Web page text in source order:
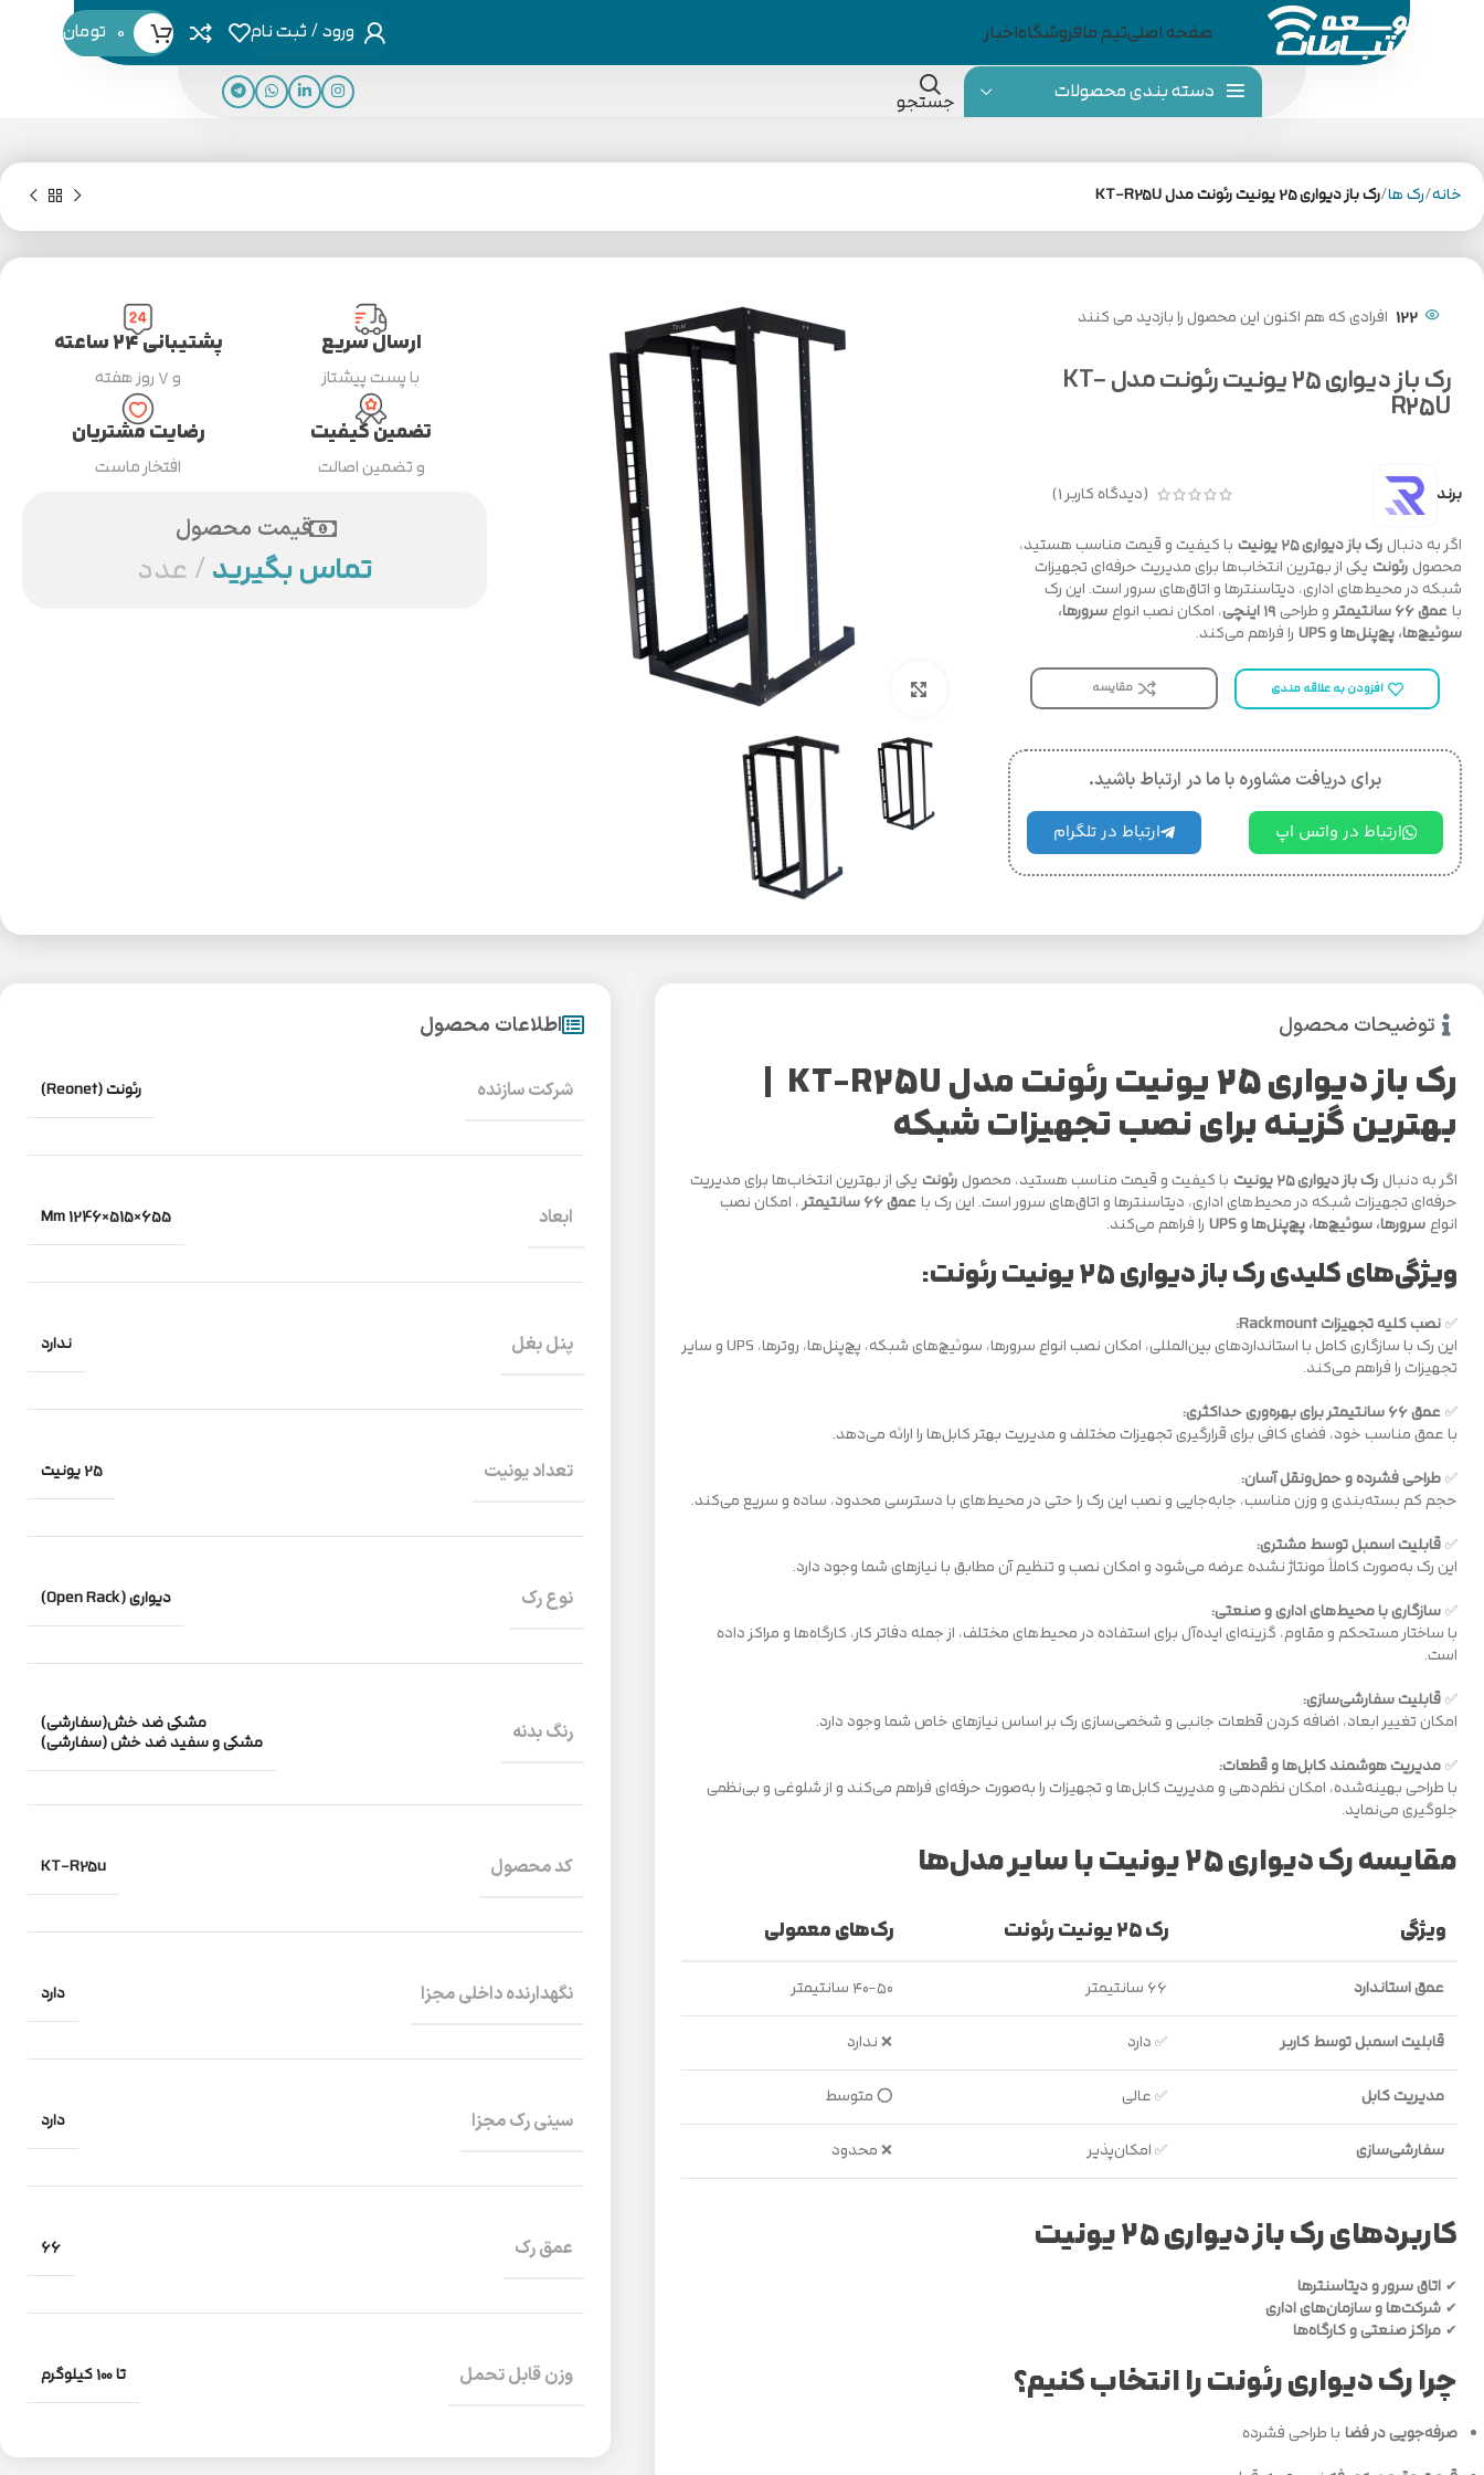
صفحه اصلیتیم مافروشگاهاخبار ورود / ثبت نام 0 تومان
دسته بندی محصولات
جستجو
خانه رک ها رک باز دیواری 25 یونیت رئونت مدل KT-R25U
122 افرادی که هم اکنون این محصول را بازدید می کنند
رک باز دیواری 25 یونیت رئونت مدل KT-
R25U
برند (دیدگاه کاربر1
)
اگر به دنبالرک باز دیواری ۲۵ یونیت
با کیفیت و قیمت مناسب هستید،
محصولرئونت یکی از بهترین انتخاب‌ها برای مدیریت حرفه‌ای تجهیزات
شبکه در محیط‌های اداری، دیتاسنترها و اتاق‌های سرور است. این رک
باعمق ۶۶ سانتیمتر و طراحی۱۹ اینچی ، امکان نصب انواع سرورها،
سوئیچ‌ها، پچ‌پنل‌ها و UPS
را فراهم می‌کند.
افزودن به علاقه مندی مقایسه
برای دریافت مشاوره با ما در ارتباط باشید.
ارتباط در واتس اپ ارتباط در تلگرام
بزرگنمایی تصویر
ارسال سریع
با پست پیشتاز
پشتیبانی ۲۴ ساعته
و ۷ روز هفته
تضمین کیفیت
و تضمین اصالت
رضایت مشتریان
افتخار ماست
قیمت محصول
تماس بگیرید عدد
توضیحات محصول
رک باز دیواری 25 یونیت رئونت مدل KT-R25U |
بهترین گزینه برای نصب تجهیزات شبکه
اگر به دنبالرک باز دیواری ۲۵ یونیت با کیفیت و قیمت مناسب هستید، محصولرئونت یکی از بهترین انتخاب‌ها برای مدیریت
حرفه‌ای تجهیزات شبکه در محیط‌های اداری، دیتاسنترها و اتاق‌های سرور است. این رک باعمق ۶۶ سانتیمتر
، امکان نصب
انواع سرورها، سوئیچ‌ها، پچ‌پنل‌ها و UPS را فراهم می‌کند.
ویژگی‌های کلیدی رک باز دیواری ۲۵ یونیت رئونت:
✅نصب کلیه تجهیزات Rackmount:
این رک با سازگاری کامل با استانداردهای بین‌المللی، امکان نصب انواع سرورها، سوئیچ‌های شبکه، پچ‌پنل‌ها، روترها، UPS و سایر
تجهیزات را فراهم می‌کند.
✅عمق ۶۶ سانتیمتر برای بهره‌وری حداکثری:
با عمق مناسب خود، فضای کافی برای قرارگیری تجهیزات مختلف و مدیریت بهتر کابل‌ها را ارائه می‌دهد.
✅طراحی فشرده و حمل‌ونقل آسان:
حجم کم بسته‌بندی و وزن مناسب، جابه‌جایی و نصب این رک را حتی در محیط‌های با دسترسی محدود، ساده و سریع می‌کند.
✅قابلیت اسمبل توسط مشتری:
این رک به‌صورت کاملاً مونتاژ نشده عرضه می‌شود و امکان نصب و تنظیم آن مطابق با نیازهای شما وجود دارد.
✅سازگاری با محیط‌های اداری و صنعتی:
با ساختار مستحکم و مقاوم، گزینه‌ای ایده‌آل برای استفاده در محیط‌های مختلف، از جمله دفاتر کار، کارگاه‌ها و مراکز داده
است.
✅قابلیت سفارشی‌سازی:
امکان تغییر ابعاد، اضافه کردن قطعات جانبی و شخصی‌سازی رک بر اساس نیازهای خاص شما وجود دارد.
✅مدیریت هوشمند کابل‌ها و قطعات:
با طراحی بهینه‌شده، امکان نظم‌دهی و مدیریت کابل‌ها و تجهیزات را به‌صورت حرفه‌ای فراهم می‌کند و از شلوغی و بی‌نظمی
جلوگیری می‌نماید.
مقایسه رک دیواری ۲۵ یونیت با سایر مدل‌ها
ویژگی رک ۲۵ یونیت رئونت رک‌های معمولی
عمق استاندارد ۶۶ سانتیمتر
۴۰-۵۰ سانتیمتر
قابلیت اسمبل توسط کاربر
✅ دارد
❌ ندارد
مدیریت کابل
✅ عالی
⭕ متوسط
سفارشی‌سازی
✅ امکان‌پذیر ❌ محدود
کاربردهای رک باز دیواری ۲۵ یونیت
✔ اتاق سرور و دیتاسنترها
✔ شرکت‌ها و سازمان‌های اداری
✔ مراکز صنعتی و کارگاه‌ها
چرا رک دیواری رئونت را انتخاب کنیم؟
صرفه‌جویی در فضا با طراحی فشرده
اطلاعات محصول
شرکت سازنده رئونت (Reonet)
ابعاد Mm 1246×515×655
پنل بغل ندارد
تعداد یونیت 25 یونیت
نوع رک دیواری (Open Rack)
رنگ بدنه مشکی ضد خش(سفارشی)
مشکی و سفید ضد خش (سفارشی)
کد محصول KT-R25u
نگهدارنده داخلی مجزا دارد
سینی رک مجزا دارد
عمق رک 66
وزن قابل تحمل تا 100 کیلوگرم